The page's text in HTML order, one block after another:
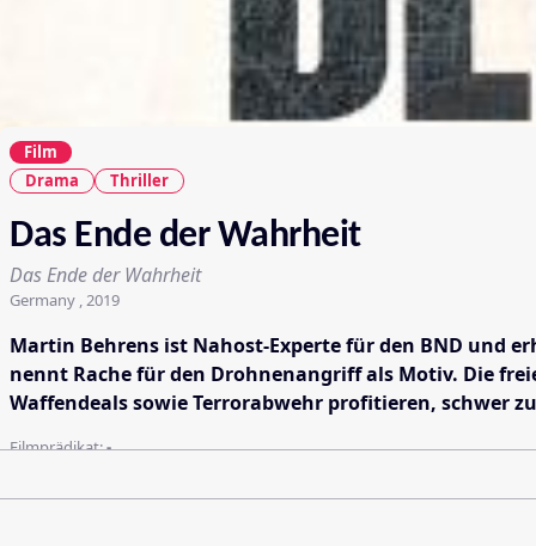
Film
Drama
Thriller
Das Ende der Wahrheit
Das Ende der Wahrheit
Germany , 2019
Martin Behrens ist Nahost-Experte für den BND und
nennt Rache für den Drohnenangriff als Motiv. Die
Waffendeals sowie Terrorabwehr profitieren, schwer
Filmprädikat:-